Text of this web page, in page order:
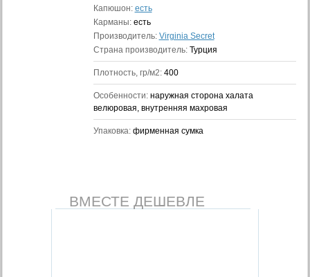
Капюшон: есть
Карманы: есть
Производитель: Virginia Secret
Страна производитель: Турция
Плотность, гр/м2: 400
Особенности: наружная сторона халата
велюровая, внутренняя махровая
Упаковка: фирменная сумка
ВМЕСТЕ ДЕШЕВЛЕ